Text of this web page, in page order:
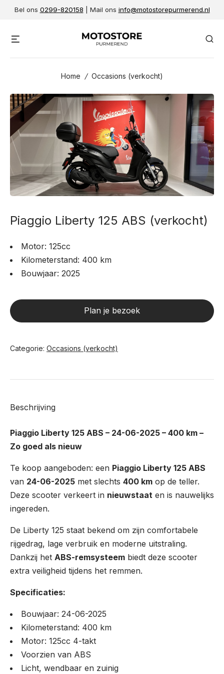
Skip
content
Bel ons 0299-820158 | Mail ons info@motostorepurmerend.nl
Home / Occasions (verkocht)
Piaggio Liberty 125 ABS (verkocht)
Motor: 125cc
Kilometerstand: 400 km
Bouwjaar: 2025
Plan je bezoek
Categorie: Occasions (verkocht)
Beschrijving
Piaggio Liberty 125 ABS – 24-06-2025 – 400 km –
Zo goed als nieuw
Te koop aangeboden: een Piaggio Liberty 125 ABS
van 24-06-2025 met slechts 400 km op de teller.
Deze scooter verkeert in nieuwstaat en is nauwelijks
ingereden.
De Liberty 125 staat bekend om zijn comfortabele
rijgedrag, lage verbruik en moderne uitstraling.
Dankzij het ABS-remsysteem biedt deze scooter
extra veiligheid tijdens het remmen.
Specificaties:
Bouwjaar: 24-06-2025
Kilometerstand: 400 km
Motor: 125cc 4-takt
Voorzien van ABS
Licht, wendbaar en zuinig